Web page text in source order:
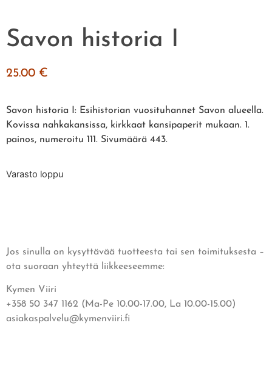
Savon historia I
25.00 €
Savon historia I: Esihistorian vuosituhannet Savon alueella.
Kovissa nahkakansissa, kirkkaat kansipaperit mukaan. 1.
painos, numeroitu 111. Sivumäärä 443.
Varasto loppu
Jos sinulla on kysyttävää tuotteesta tai sen toimituksesta –
ota suoraan yhteyttä liikkeeseemme:
Kymen Viiri
+358 50 347 1162 (Ma-Pe 10.00-17.00, La 10.00-15.00)
asiakaspalvelu@kymenviiri.fi